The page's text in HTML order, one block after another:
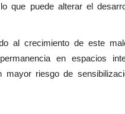
que puede alterar el
al crecimiento de este
en espacios
riesgo de
miles de visitantes para
El